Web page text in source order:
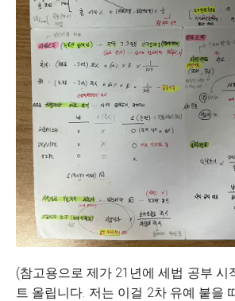
(참고용으로 제가 21년에 세법 공부 시
트 올립니다. 저는 이걸 2차 유예 붙을